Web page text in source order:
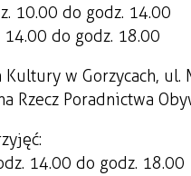
10.00 do godz. 14.00
14.00 do godz. 18.00
Kultury w Gorzycach,
Rzecz Poradnictwa
14.00 do godz. 18.00